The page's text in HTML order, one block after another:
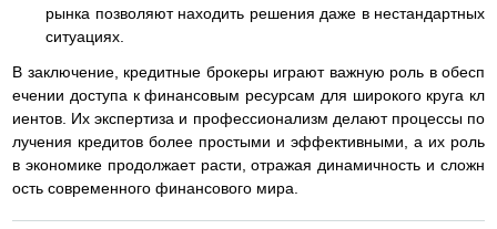
рынка позволяют находить решения даже в нестандартных
ситуациях.
В заключение, кредитные брокеры играют важную роль в обесп
ечении доступа к финансовым ресурсам для широкого круга кл
иентов. Их экспертиза и профессионализм делают процессы по
лучения кредитов более простыми и эффективными, а их роль
в экономике продолжает расти, отражая динамичность и сложн
ость современного финансового мира.